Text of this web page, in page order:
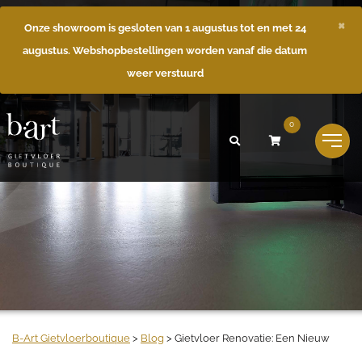
Onze showroom is gesloten van 1 augustus tot en met 24
augustus. Webshopbestellingen worden vanaf die datum
weer verstuurd
×
0
B-Art Gietvloerboutique > Blog > Gietvloer Renovatie: Een Nieuw